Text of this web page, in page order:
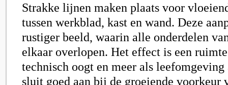
Strakke lijnen maken plaats voor
tussen werkblad, kast en wand. Deze
rustiger beeld, waarin alle onderdelen
elkaar overlopen. Het effect is een
technisch oogt en meer als
sluit goed aan bij de groeiende voorkeur